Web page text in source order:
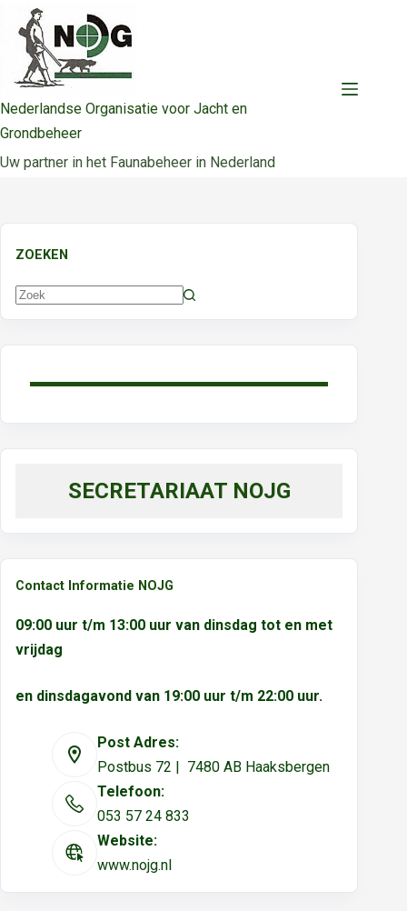
naar
inhoud
Nederlandse Organisatie voor Jacht en
Grondbeheer
Uw partner in het Faunabeheer in Nederland
ZOEKEN
Geen
SECRETARIAAT NOJG
Contact Informatie NOJG
09:00 uur t/m 13:00 uur van dinsdag tot en met
vrijdag
en dinsdagavond van 19:00 uur t/m 22:00 uur.
Post Adres:
Postbus 72 | 7480 AB Haaksbergen
Telefoon:
053 57 24 833
Website:
www.nojg.nl